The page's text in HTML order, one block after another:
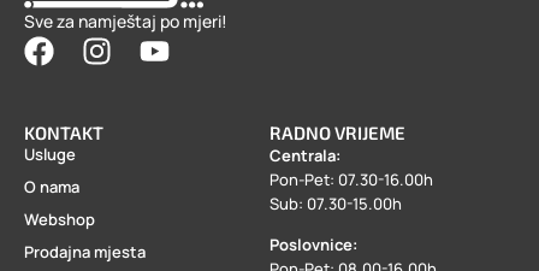
Sve za namještaj po mjeri!
KONTAKT
Usluge
O nama
Webshop
Prodajna mjesta
RADNO VRIJEME
Centrala:
Pon-Pet: 07.30-16.00h
Sub: 07.30-15.00h
Poslovnice: